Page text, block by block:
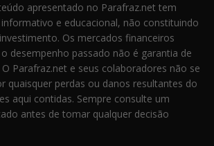
apresentado no Parafraz.net tem
e educacional, não constituindo
Os mercados financeiros
desempenho passado não é garantia de
Parafraz.net e seus colaboradores não se
quaisquer perdas ou danos resultantes do
aqui contidas. Sempre consulte um
antes de tomar qualquer decisão